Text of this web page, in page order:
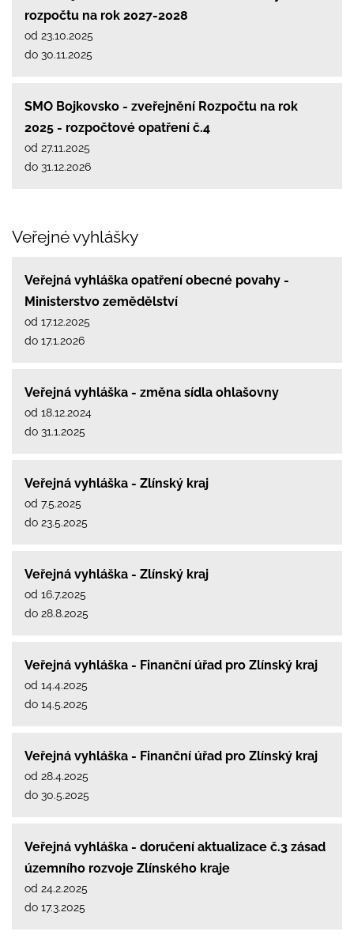
rozpočtu na rok 2027-2028
od 23.10.2025
do 30.11.2025
SMO Bojkovsko - zveřejnění Rozpočtu na rok
2025 - rozpočtové opatření č.4
od 27.11.2025
do 31.12.2026
Veřejné vyhlášky
Veřejná vyhláška opatření obecné povahy -
Ministerstvo zemědělství
od 17.12.2025
do 17.1.2026
Veřejná vyhláška - změna sídla ohlašovny
od 18.12.2024
do 31.1.2025
Veřejná vyhláška - Zlínský kraj
od 7.5.2025
do 23.5.2025
Veřejná vyhláška - Zlínský kraj
od 16.7.2025
do 28.8.2025
Veřejná vyhláška - Finanční úřad pro Zlínský kraj
od 14.4.2025
do 14.5.2025
Veřejná vyhláška - Finanční úřad pro Zlínský kraj
od 28.4.2025
do 30.5.2025
Veřejná vyhláška - doručení aktualizace č.3 zásad
územního rozvoje Zlínského kraje
od 24.2.2025
do 17.3.2025